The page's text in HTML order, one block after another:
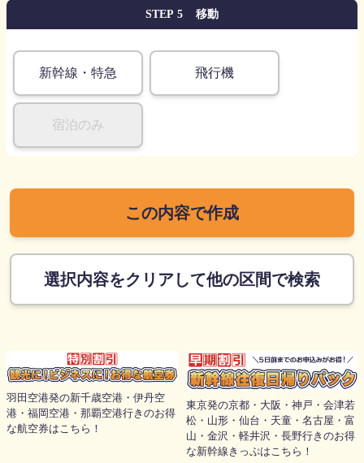
STEP 5 移動
Locations
新幹線・特急 飛行機
宿泊のみ
この内容で作成
選択内容をクリアして他の区間で検索
羽田空港発の新千歳空港・伊丹空
港・福岡空港・那覇空港行きのお得
な航空券はこちら！
東京発の京都・大阪・神戸・会津若
松・山形・仙台・天童・名古屋・富
山・金沢・軽井沢・長野行きのお得
な新幹線きっぷはこちら！